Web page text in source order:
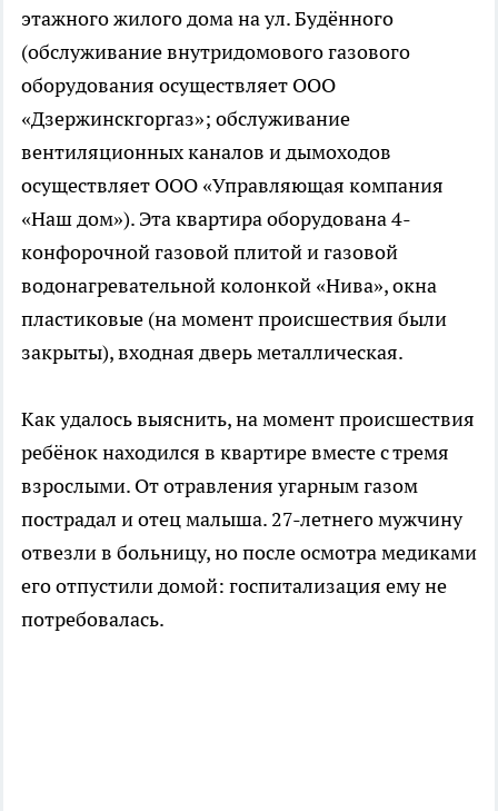
этажного жилого дома на ул. Будённого
(обслуживание внутридомового газового
оборудования осуществляет ООО
«Дзержинскгоргаз»; обслуживание
вентиляционных каналов и дымоходов
осуществляет ООО «Управляющая компания
«Наш дом»). Эта квартира оборудована 4-
конфорочной газовой плитой и газовой
водонагревательной колонкой «Нива», окна
пластиковые (на момент происшествия были
закрыты), входная дверь металлическая.
Как удалось выяснить, на момент происшествия
ребёнок находился в квартире вместе с тремя
взрослыми. От отравления угарным газом
пострадал и отец малыша. 27-летнего мужчину
отвезли в больницу, но после осмотра медиками
его отпустили домой: госпитализация ему не
потребовалась.